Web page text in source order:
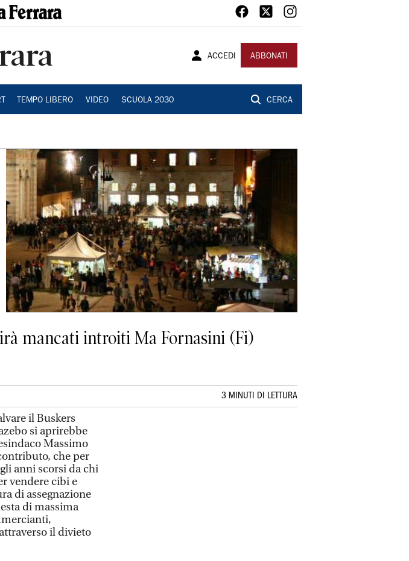
ACCEDI ABBONATI
TEMPO LIBERO VIDEO SCUOLA 2030 CERCA
mancati introiti Ma Fornasini (Fi)
3 MINUTI DI LETTURA
il Buskers
si aprirebbe
Massimo
che per
anni scorsi da chi
vendere cibi e
di assegnazione
di massima
il divieto